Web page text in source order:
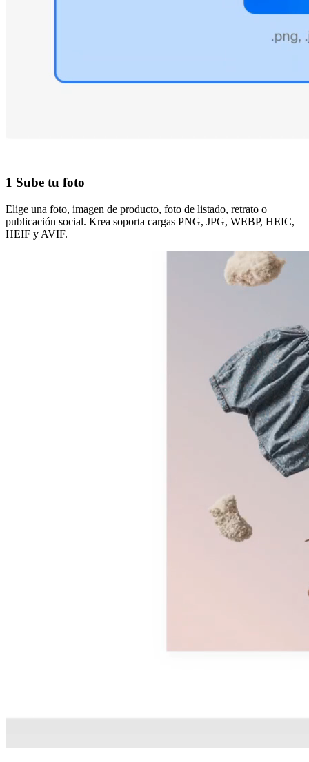
1 Sube tu foto
Elige una foto, imagen de producto, foto de listado, retrato o
publicación social. Krea soporta cargas PNG, JPG, WEBP, HEIC,
HEIF y AVIF.